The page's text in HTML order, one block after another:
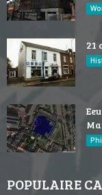
21
POPULAIRE